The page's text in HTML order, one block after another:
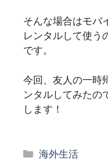
そんな場合はモバ
レンタルして使う
です。
今回、友人の一時
ンタルしてみたの
します！
カ
海外生活